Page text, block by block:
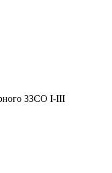
ЗЗСО І-ІІІ